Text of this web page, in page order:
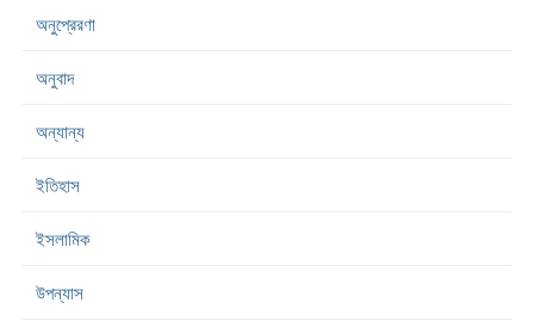
অনুপ্রেরণা
অনুবাদ
অন্যান্য
ইতিহাস
ইসলামিক
উপন্যাস